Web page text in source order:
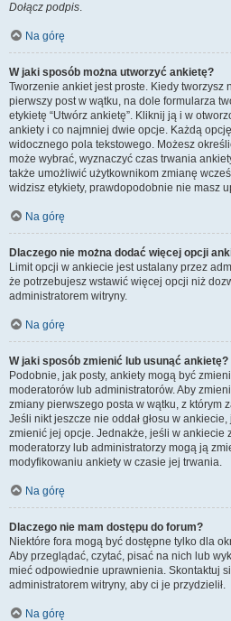
Dołącz podpis.
Na górę
W jaki sposób można utworzyć ankietę?
Tworzenie ankiet jest proste. Kiedy tworzysz
pierwszy post w wątku, na dole formularza
etykietę “Utwórz ankietę”. Kliknij ją i w
ankiety i co najmniej dwie opcje. Każdą
widocznego pola tekstowego. Możesz
może wybrać, wyznaczyć czas trwania
także umożliwić użytkownikom zmianę
widzisz etykiety, prawdopodobnie nie masz
Na górę
Dlaczego nie można dodać więcej opcji
Limit opcji w ankiecie jest ustalany przez
że potrzebujesz wstawić więcej opcji niż
administratorem witryny.
Na górę
W jaki sposób zmienić lub usunąć ankietę?
Podobnie, jak posty, ankiety mogą być
moderatorów lub administratorów. Aby
zmiany pierwszego posta w wątku, z którym
Jeśli nikt jeszcze nie oddał głosu w
zmienić jej opcje. Jednakże, jeśli w ankiecie
moderatorzy lub administratorzy mogą ją
modyfikowaniu ankiety w czasie jej trwania.
Na górę
Dlaczego nie mam dostępu do forum?
Niektóre fora mogą być dostępne tylko dla
Aby przeglądać, czytać, pisać na nich lub
mieć odpowiednie uprawnienia. Skontaktuj
administratorem witryny, aby ci je przydzielił.
Na górę